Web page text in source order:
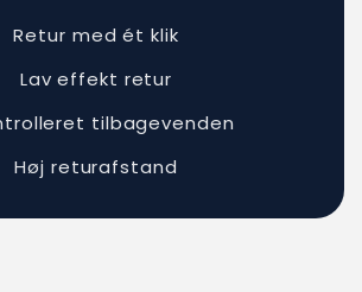
Retur med ét klik
Lav effekt retur
tilbagevenden
Høj returafstand